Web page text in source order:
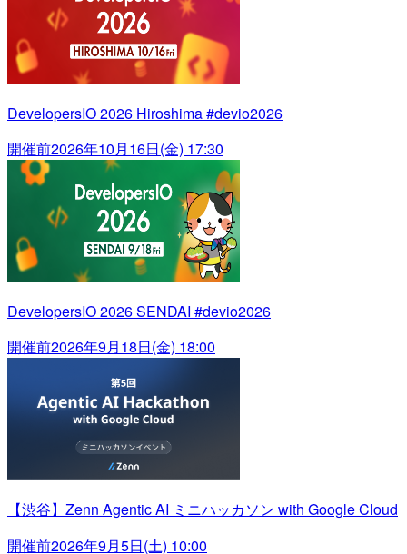
DevelopersIO 2026 Hiroshima #devio2026
開催前2026年10月16日(金) 17:30
DevelopersIO 2026 SENDAI #devio2026
開催前2026年9月18日(金) 18:00
【渋谷】Zenn Agentic AI ミニハッカソン with Google Cloud
開催前2026年9月5日(土) 10:00